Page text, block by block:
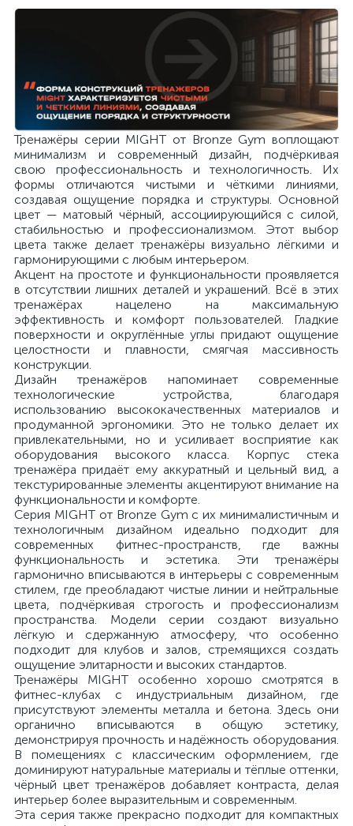
Тренажёры серии MIGHT от Bronze Gym воплощают
минимализм и современный дизайн, подчёркивая
свою профессиональность и технологичность. Их
формы отличаются чистыми и чёткими линиями,
создавая ощущение порядка и структуры. Основной
цвет — матовый чёрный, ассоциирующийся с силой,
стабильностью и профессионализмом. Этот выбор
цвета также делает тренажёры визуально лёгкими и
гармонирующими с любым интерьером.
Акцент на простоте и функциональности проявляется
в отсутствии лишних деталей и украшений. Всё в этих
тренажёрах нацелено на максимальную
эффективность и комфорт пользователей. Гладкие
поверхности и округлённые углы придают ощущение
целостности и плавности, смягчая массивность
конструкции.
Дизайн тренажёров напоминает современные
технологические устройства, благодаря
использованию высококачественных материалов и
продуманной эргономики. Это не только делает их
привлекательными, но и усиливает восприятие как
оборудования высокого класса. Корпус стека
тренажёра придаёт ему аккуратный и цельный вид, а
текстурированные элементы акцентируют внимание на
функциональности и комфорте.
Серия MIGHT от Bronze Gym с их минималистичным и
технологичным дизайном идеально подходит для
современных фитнес-пространств, где важны
функциональность и эстетика. Эти тренажёры
гармонично вписываются в интерьеры с современным
стилем, где преобладают чистые линии и нейтральные
цвета, подчёркивая строгость и профессионализм
пространства. Модели серии создают визуально
лёгкую и сдержанную атмосферу, что особенно
подходит для клубов и залов, стремящихся создать
ощущение элитарности и высоких стандартов.
Тренажёры MIGHT особенно хорошо смотрятся в
фитнес-клубах с индустриальным дизайном, где
присутствуют элементы металла и бетона. Здесь они
органично вписываются в общую эстетику,
демонстрируя прочность и надёжность оборудования.
В помещениях с классическим оформлением, где
доминируют натуральные материалы и тёплые оттенки,
чёрный цвет тренажёров добавляет контраста, делая
интерьер более выразительным и современным.
Эта серия также прекрасно подходит для компактных